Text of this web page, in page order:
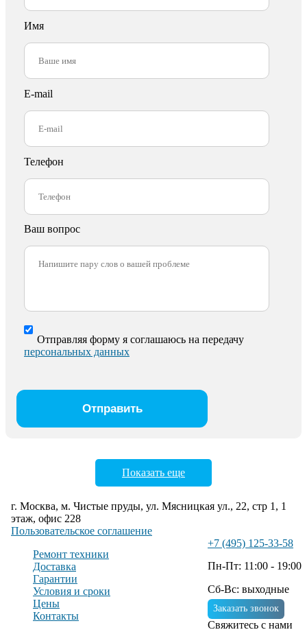
Имя
E-mail
Телефон
Ваш вопрос
Отправляя форму я соглашаюсь на передачу
персональных данных
Показать еще
г. Москва, м. Чистые пруды, ул. Мясницкая ул., 22, стр 1, 1
этаж, офис 228
Пользовательское соглашение
Ремонт техники
Доставка
Гарантии
Условия и сроки
Цены
Контакты
+7 (495) 125-33-58
Пн-Пт: 11:00 - 19:00
Сб-Вс: выходные
Заказать звонок
Свяжитесь с нами